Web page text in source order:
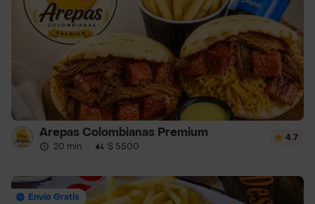
Arepas Colombianas Premium
20 min · $ 5500
4.7
Envío Gratis